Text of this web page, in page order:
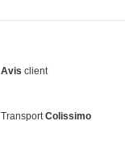
Avis client
TransportColissimo